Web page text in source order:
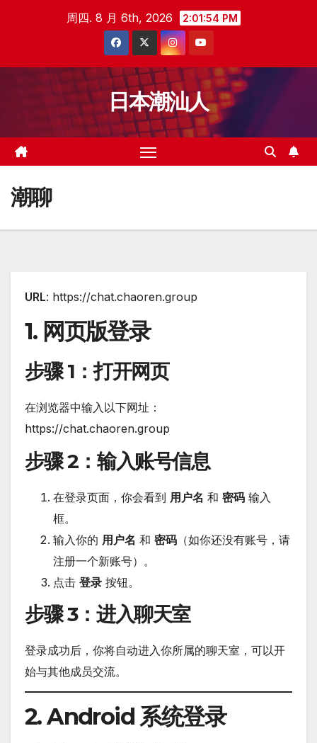
周四. 8 月 6th, 2026 2:01:55 PM
日本潮汕人
潮聊
URL: https://chat.chaoren.group
1. 网页版登录
步骤 1 ：打开网页
在浏览器中输入以下网址：
https://chat.chaoren.group
步骤 2：输入账号信息
在登录页面，你会看到 用户名 和 密码 输入
框。
输入你的 用户名 和 密码 （如你还没有账号，请
注册一个新账号）。
点击 登录 按钮。
步骤 3：进入聊天室
登录成功后，你将自动进入你所属的聊天室，可以开
始与其他成员交流。
2. Android 系统登录